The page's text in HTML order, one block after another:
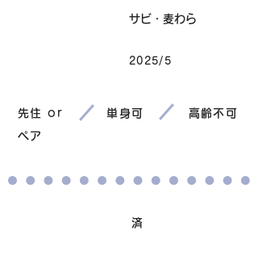
サビ・麦わら
2025/5
先住 or
ペア
単身可 高齢不可
済